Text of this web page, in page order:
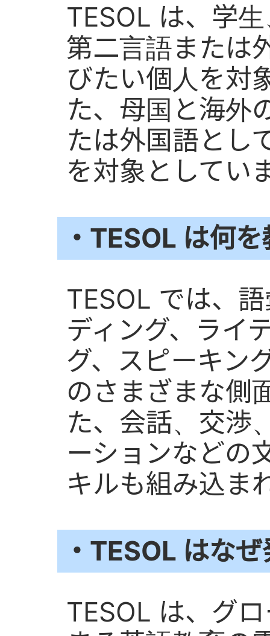
TESOL は、学
第二言語または
びたい個人を対
た、母国と海外
たは外国語とし
を対象としてい
・TESOL は何
TESOL では、
ディング、ライ
グ、スピーキン
のさまざまな側
た、会話、交渉
ーションなどの
キルも組み込ま
・TESOL はな
TESOL は、グ